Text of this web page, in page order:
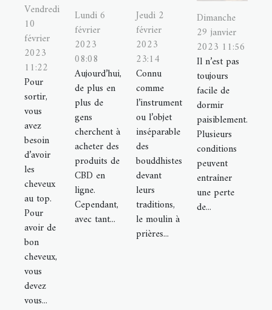
Vendredi
10
février
2023
11:22
Pour
sortir,
vous
avez
besoin
d’avoir
les
cheveux
au top.
Pour
avoir de
bon
cheveux,
vous
devez
vous...
Lundi 6
février
2023
08:08
Aujourd’hui,
de plus en
plus de
gens
cherchent à
acheter des
produits de
CBD en
ligne.
Cependant,
avec tant...
Jeudi 2
février
2023
23:14
Connu
comme
l’instrument
ou l’objet
inséparable
des
bouddhistes
devant
leurs
traditions,
le moulin à
prières...
Dimanche
29 janvier
2023 11:56
Il n’est pas
toujours
facile de
dormir
paisiblement.
Plusieurs
conditions
peuvent
entraîner
une perte
de...